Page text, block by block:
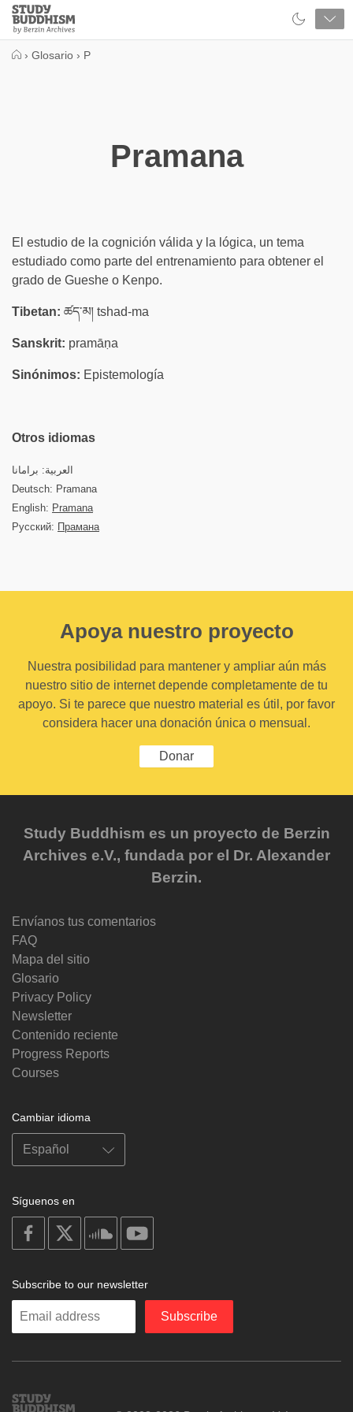
Close
Study
Buddhism
› Glosario › P
Pramana
El estudio de la cognición válida y la lógica, un tema
estudiado como parte del entrenamiento para obtener el
grado de Gueshe o Kenpo.
Tibetan: ཚད་མ། tshad-ma
Sanskrit: pramāṇa
Sinónimos: Epistemología
Otros idiomas
العربية: برامانا
Deutsch: Pramana
English: Pramana
Русский: Прамана
Apoya nuestro proyecto
Nuestra posibilidad para mantener y ampliar aún más
nuestro sitio de internet depende completamente de tu
apoyo. Si te parece que nuestro material es útil, por favor
considera hacer una donación única o mensual.
Donar
Study Buddhism es un proyecto de Berzin
Archives e.V., fundada por el Dr. Alexander
Berzin.
Envíanos tus comentarios
FAQ
Mapa del sitio
Glosario
Privacy Policy
Newsletter
Contenido reciente
Progress Reports
Courses
Cambiar idioma
Síguenos en
on
facebook
soundcloud
Subscribe to our newsletter
Enter
Subscribe
Study